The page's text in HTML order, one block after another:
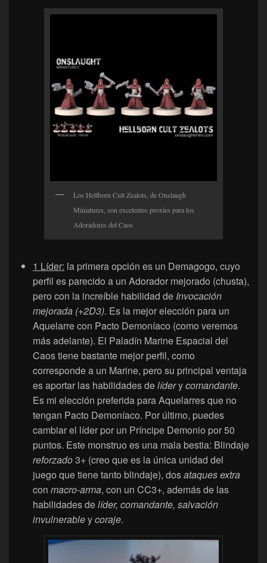
Los Hellborn Cult Zealots, de Onslaugh
Miniatures, son excelentes proxies para los
Adoradores del Caos
1 Líder: la primera opción es un Demagogo, cuyo
perfil es parecido a un Adorador mejorado (chusta),
pero con la increíble habilidad de Invocación
mejorada (+2D3). Es la mejor elección para un
Aquelarre con Pacto Demoníaco (como veremos
más adelante). El Paladín Marine Espacial del
Caos tiene bastante mejor perfil, como
corresponde a un Marine, pero su principal ventaja
es aportar las habilidades delíderycomandante.
Es mi elección preferida para Aquelarres que no
tengan Pacto Demoníaco. Por último, puedes
cambiar el líder por un Príncipe Demonio por 50
puntos. Este monstruo es una mala bestia: Blindaje
reforzado3+ (creo que es la única unidad del
juego que tiene tanto blindaje), dosataques extra
con macro-arma, con un CC3+, además de las
habilidades delíder, comandante, salvación
invulnerableycoraje.